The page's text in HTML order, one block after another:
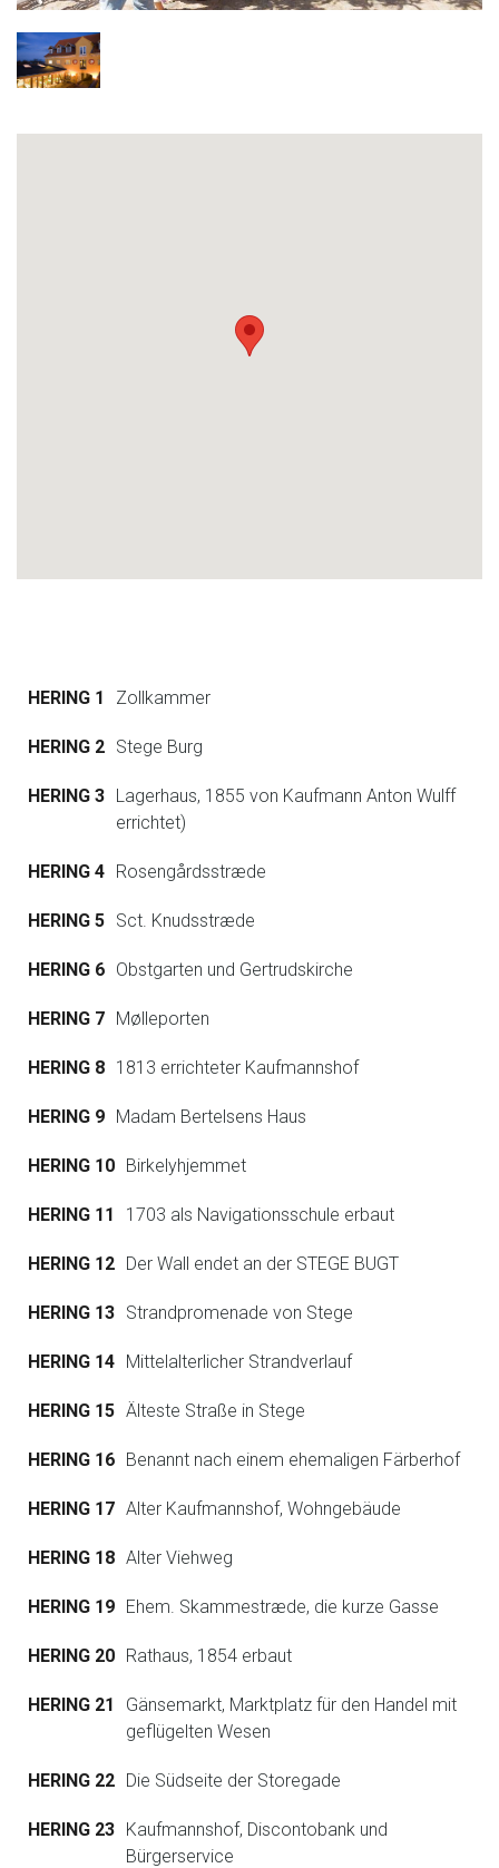
HERING 1 Zollkammer
HERING 2 Stege Burg
HERING 3 Lagerhaus, 1855 von Kaufmann Anton Wulff
errichtet)
HERING 4 Rosengårdsstræde
HERING 5 Sct. Knudsstræde
HERING 6 Obstgarten und Gertrudskirche
HERING 7 Mølleporten
HERING 8 1813 errichteter Kaufmannshof
HERING 9 Madam Bertelsens Haus
HERING 10 Birkelyhjemmet
HERING 11 1703 als Navigationsschule erbaut
HERING 12 Der Wall endet an der STEGE BUGT
HERING 13 Strandpromenade von Stege
HERING 14 Mittelalterlicher Strandverlauf
HERING 15 Älteste Straße in Stege
HERING 16 Benannt nach einem ehemaligen Färberhof
HERING 17 Alter Kaufmannshof, Wohngebäude
HERING 18 Alter Viehweg
HERING 19 Ehem. Skammestræde, die kurze Gasse
HERING 20 Rathaus, 1854 erbaut
HERING 21
Gänsemarkt, Marktplatz für den Handel mit
geflügelten Wesen
HERING 22 Die Südseite der Storegade
HERING 23 Kaufmannshof, Discontobank und
Bürgerservice